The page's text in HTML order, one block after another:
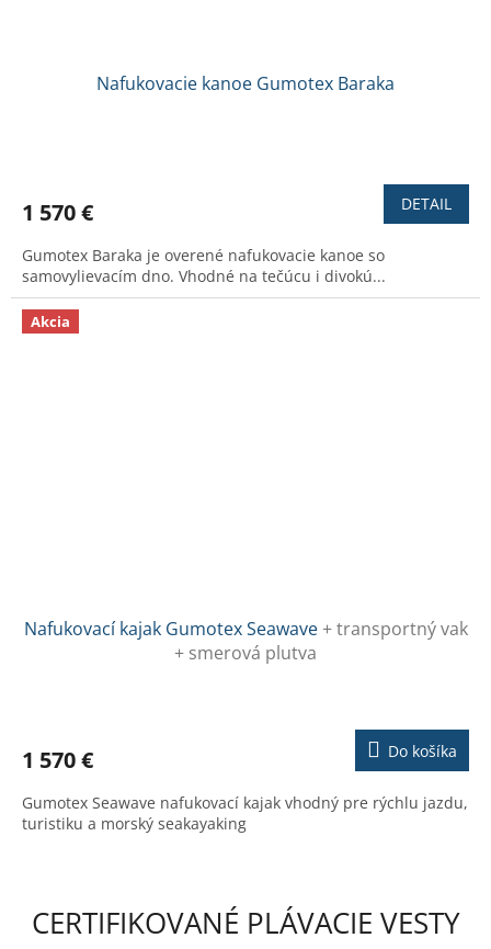
Nafukovacie kanoe Gumotex Baraka
je
z
5
hviezdičiek.
1 570 € DETAIL
Gumotex Baraka je overené nafukovacie kanoe so
samovylievacím dno. Vhodné na tečúcu i divokú...
Akcia
Nafukovací kajak Gumotex Seawave+ transportný vak
+ smerová plutva
je
z
5
1 570 € Do košíka
Gumotex Seawave nafukovací kajak vhodný pre rýchlu jazdu,
turistiku a morský seakayaking
CERTIFIKOVANÉ PLÁVACIE VESTY